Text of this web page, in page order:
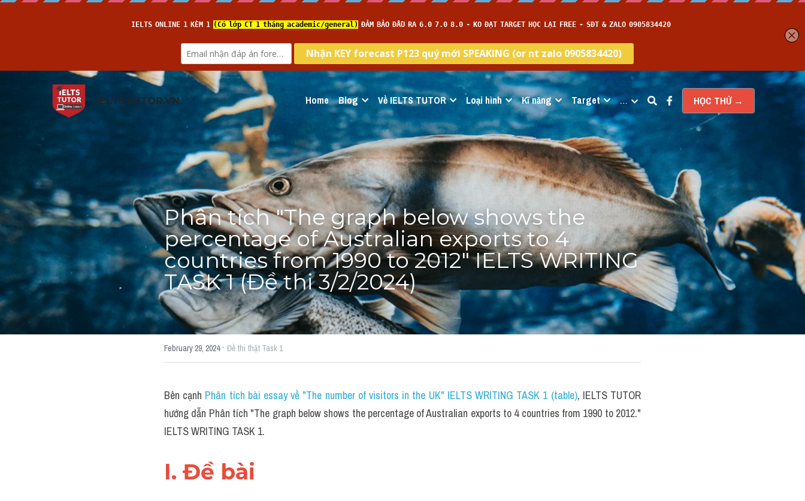
IELTSTUTOR.VN Home Blog Về IELTS TUTOR Loại hình Kĩ năng Target … HỌC THỬ →
Phân tích "The graph below shows the
percentage of Australian exports to 4
countries from 1990 to 2012" IELTS WRITING
TASK 1 (Đề thi 3/2/2024)
February 29, 2024· Đề thi thật Task 1
Bên cạnh Phân tích bài essay về "The number of visitors in the UK" IELTS WRITING TASK 1 (table), IELTS TUTOR
hướng dẫn Phân tích "The graph below shows the percentage of Australian exports to 4 countries from 1990 to 2012."
IELTS WRITING TASK 1.
I. Đề bài